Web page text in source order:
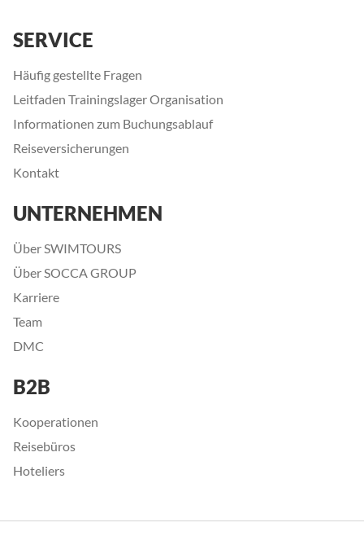
SERVICE
Häufig gestellte Fragen
Leitfaden Trainingslager Organisation
Informationen zum Buchungsablauf
Reiseversicherungen
Kontakt
UNTERNEHMEN
Über SWIMTOURS
Über SOCCA GROUP
Karriere
Team
DMC
B2B
Kooperationen
Reisebüros
Hoteliers